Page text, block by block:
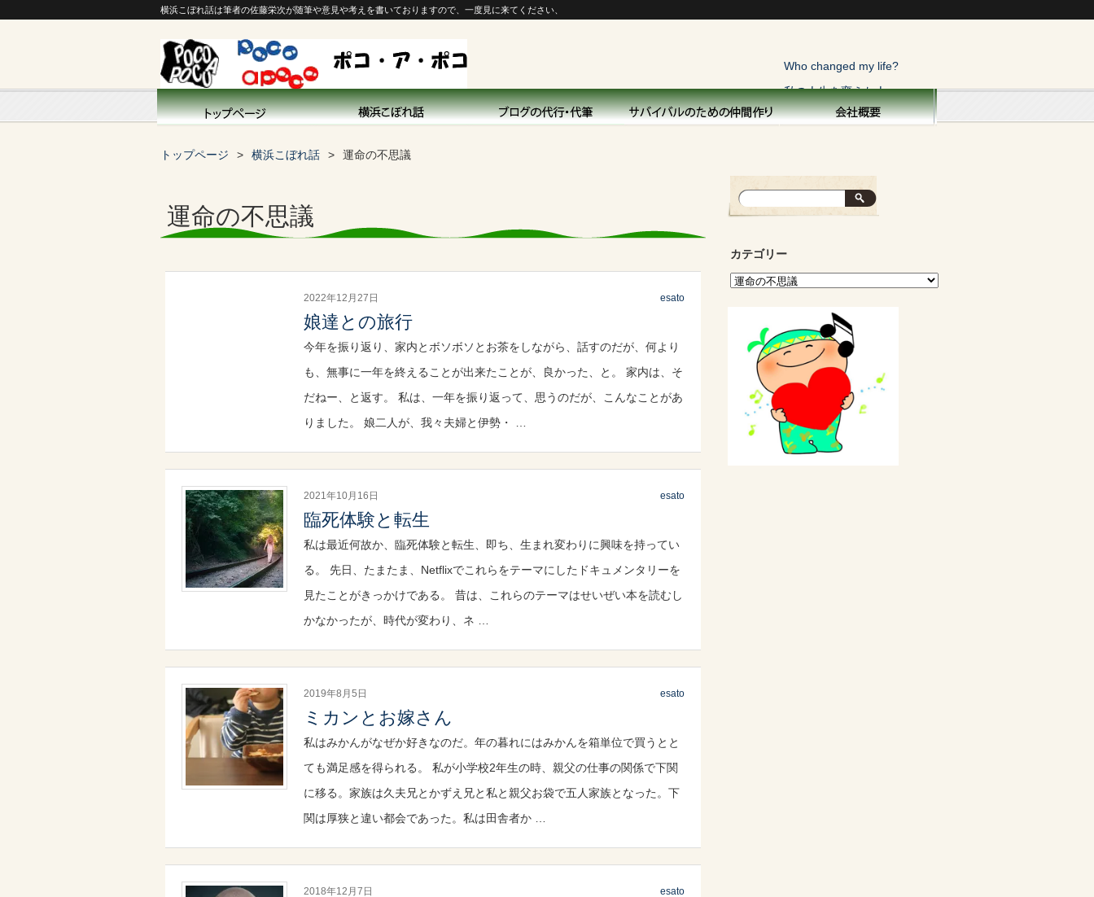
横浜こぼれ話は筆者の佐藤栄次が随筆や意見や考えを書いておりますので、一度見に来てください、
Who changed my life?
私の人生を変えた人
トップページ
私の人生を変えた人
俺にも一言！
運命の不思議
山の声
私の体験談
Webをもっと活用しよう
ブログの代行・代筆
トップページ 横浜こぼれ話 運命の不思議
運命の不思議
2022年12月27日 esato
娘達との旅行
今年を振り返り、家内とボソボソとお茶をしながら、話すのだが、何より
も、無事に一年を終えることが出来たことが、良かった、と。 家内は、そ
だねー、と返す。 私は、一年を振り返って、思うのだが、こんなことがあ
りました。 娘二人が、我々夫婦と伊勢・ …
2021年10月16日 esato
臨死体験と転生
私は最近何故か、臨死体験と転生、即ち、生まれ変わりに興味を持ってい
る。 先日、たまたま、Netflixでこれらをテーマにしたドキュメンタリーを
見たことがきっかけである。 昔は、これらのテーマはせいぜい本を読むし
かなかったが、時代が変わり、ネ …
2019年8月5日 esato
ミカンとお嫁さん
私はみかんがなぜか好きなのだ。年の暮れにはみかんを箱単位で買うとと
ても満足感を得られる。 私が小学校2年生の時、親父の仕事の関係で下関
に移る。家族は久夫兄とかずえ兄と私と親父お袋で五人家族となった。下
関は厚狭と違い都会であった。私は田舎者か …
2018年12月7日 esato
カテゴリー